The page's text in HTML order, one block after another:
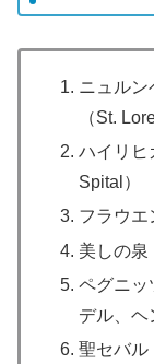
ニュル
（St.
ハイリヒ
Spital）
フラウエ
美しの泉
ペグニッ
デル、ヘ
聖セバル